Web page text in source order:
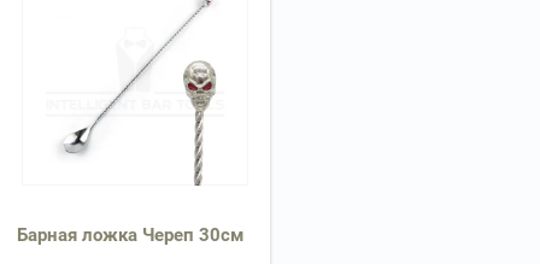
Барная ложка Череп 30см